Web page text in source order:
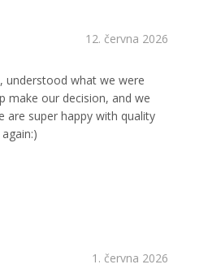
12. června 2026
understood what we were
make our decision, and we
are super happy with quality
1. června 2026